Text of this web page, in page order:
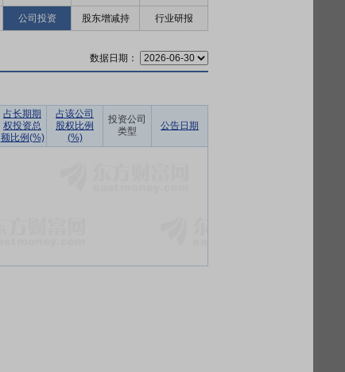
公司投资 股东增减持 行业研报
数据日期：
占长期期
权投资总
额比例(%)
占该公司
股权比例
(%)
投资公司
类型
公告日期